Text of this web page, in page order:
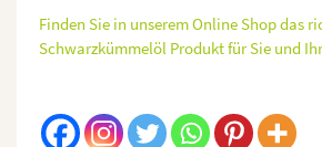
Finden Sie in unserem Online Shop das
Schwarzkümmelöl Produkt für Sie und